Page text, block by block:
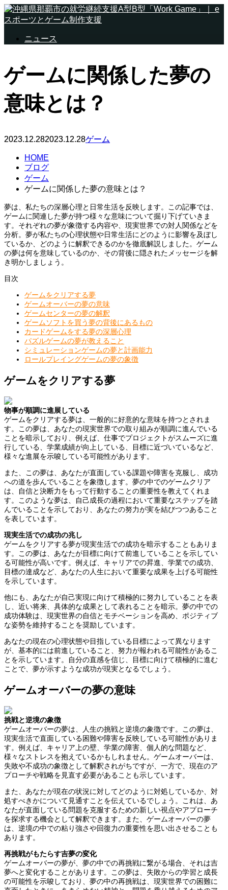
ニュース
ゲームに関係した夢の
意味とは？
2023.12.282023.12.28ゲーム
HOME
ブログ
ゲーム
ゲームに関係した夢の意味とは？
夢は、私たちの深層心理と日常生活を反映します。この記事では、
ゲームに関連した夢が持つ様々な意味について掘り下げていきま
す。それぞれの夢が象徴する内容や、現実世界での対人関係などを
分析。夢が私たちの心理状態や日常生活にどのように影響を及ぼし
ているか、どのように解釈できるのかを徹底解説しました。ゲーム
の夢は何を意味しているのか、その背後に隠されたメッセージを解
き明かしましょう。
目次
ゲームをクリアする夢
ゲームオーバーの夢の意味
ゲームセンターの夢の解釈
ゲームソフトを買う夢の背後にあるもの
カードゲームをする夢の深層心理
パズルゲームの夢が教えること
シミュレーションゲームの夢と計画能力
ロールプレイングゲームの夢の象徴
ゲームをクリアする夢
物事が順調に進展している
ゲームをクリアする夢は、一般的に好意的な意味を持つとされま
す。この夢は、あなたの現実世界での取り組みが順調に進んでいる
ことを暗示しており、例えば、仕事でプロジェクトがスムーズに進
行している、学業成績が向上している、目標に近づいているなど、
様々な進展を示唆している可能性があります。
また、この夢は、あなたが直面している課題や障害を克服し、成功
への道を歩んでいることを象徴します。夢の中でのゲームクリア
は、自信と決断力をもって行動することの重要性を教えてくれま
す。このような夢は、自己成長の過程において重要なステップを踏
んでいることを示しており、あなたの努力が実を結びつつあること
を表しています。
現実生活での成功の兆し
ゲームをクリアする夢が現実生活での成功を暗示することもありま
す。この夢は、あなたが目標に向けて前進していることを示してい
る可能性が高いです。例えば、キャリアでの昇進、学業での成功、
目標の達成など、あなたの人生において重要な成果を上げる可能性
を示しています。
他にも、あなたが自己実現に向けて積極的に努力していることを表
し、近い将来、具体的な成果として表れることを暗示。夢の中での
成功体験は、現実世界の自信とモチベーションを高め、ポジティブ
な姿勢を維持することを奨励しています。
あなたの現在の心理状態や目指している目標によって異なります
が、基本的には前進していること、努力が報われる可能性があるこ
とを示しています。自分の直感を信じ、目標に向けて積極的に進む
ことで、夢が示すような成功が現実となるでしょう。
ゲームオーバーの夢の意味
挑戦と逆境の象徴
ゲームオーバーの夢は、人生の挑戦と逆境の象徴です。この夢は、
現実生活で直面している困難や障害を反映している可能性がありま
す。例えば、キャリア上の壁、学業の障害、個人的な問題など、
様々なストレスを抱えているかもしれません。ゲームオーバーは、
失敗や不成功の象徴として解釈されがちですが、一方で、現在のア
プローチや戦略を見直す必要があることも示しています。
また、あなたが現在の状況に対してどのように対処しているか、対
処すべきかについて見通すことを伝えているでしょう。これは、あ
なたが直面している問題を克服するための新しい視点やアプローチ
を探求する機会として解釈できます。また、ゲームオーバーの夢
は、逆境の中での粘り強さや回復力の重要性を思い出させることも
あります。
再挑戦がもたらす吉夢の変化
ゲームオーバーの夢が、夢の中での再挑戦に繋がる場合、それは吉
夢へと変化することがあります。この夢は、失敗からの学習と成長
の可能性を示唆しており、夢の中の再挑戦は、現実世界での困難に